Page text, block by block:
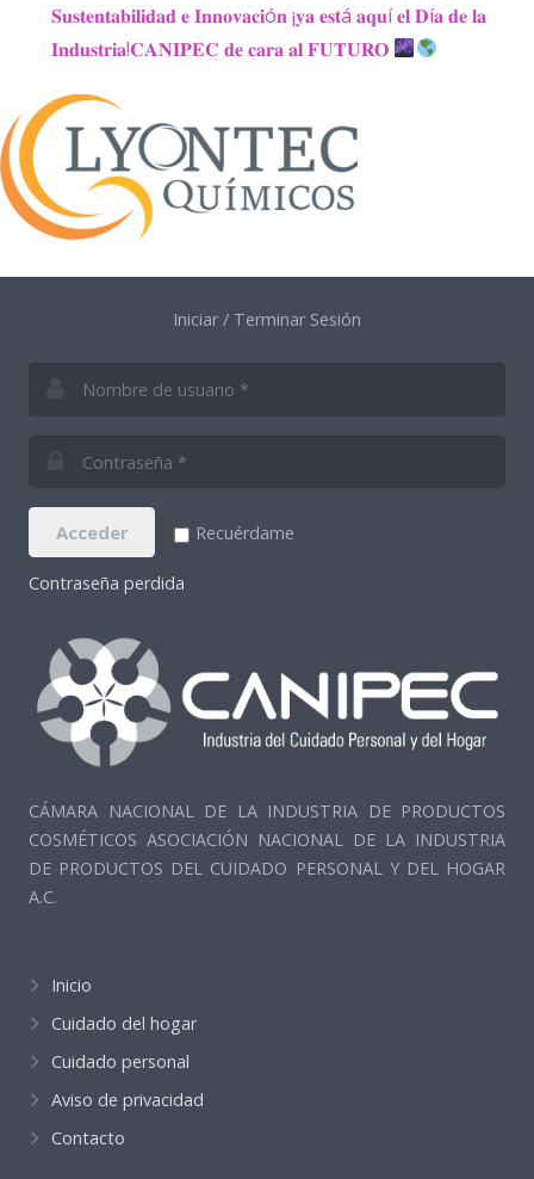
𝐒𝐮𝐬𝐭𝐞𝐧𝐭𝐚𝐛𝐢𝐥𝐢𝐝𝐚𝐝 𝐞 𝐈𝐧𝐧𝐨𝐯𝐚𝐜𝐢ó𝐧 ¡𝐲𝐚 𝐞𝐬𝐭á 𝐚𝐪𝐮í 𝐞𝐥 𝐃í𝐚 𝐝𝐞 𝐥𝐚
𝐈𝐧𝐝𝐮𝐬𝐭𝐫𝐢𝐚!𝐂𝐀𝐍𝐈𝐏𝐄𝐂 𝐝𝐞 𝐜𝐚𝐫𝐚 𝐚𝐥 𝐅𝐔𝐓𝐔𝐑𝐎
Iniciar / Terminar Sesión
Acceder Recuérdame
Contraseña perdida
CÁMARA NACIONAL DE LA INDUSTRIA DE PRODUCTOS
COSMÉTICOS ASOCIACIÓN NACIONAL DE LA INDUSTRIA
DE PRODUCTOS DEL CUIDADO PERSONAL Y DEL HOGAR
A.C.
Inicio
Cuidado del hogar
Cuidado personal
Aviso de privacidad
Contacto